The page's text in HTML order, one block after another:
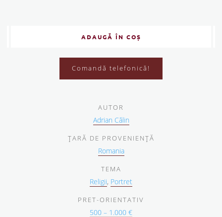
ADAUGĂ ÎN COȘ
Comandă telefonică!
AUTOR
Adrian Călin
ŢARĂ DE PROVENIENŢĂ
Romania
TEMA
Religii, Portret
PRET-ORIENTATIV
500 – 1.000 €